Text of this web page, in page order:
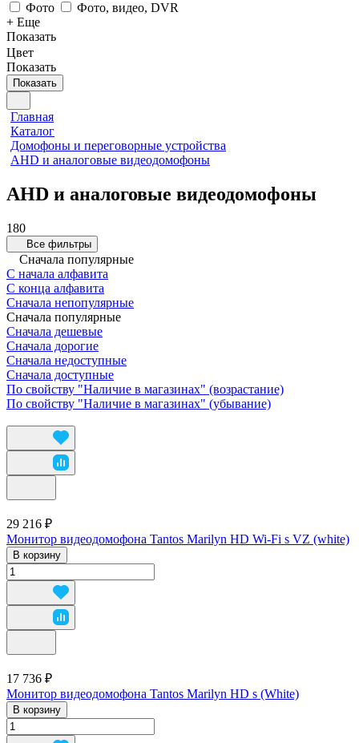
Фото
Фото, видео, DVR
+ Еще
Показать
Цвет
Показать
Показать
Главная
Каталог
Домофоны и переговорные устройства
AHD и аналоговые видеодомофоны
AHD и аналоговые видеодомофоны
180
Все фильтры
Сначала популярные
С начала алфавита
С конца алфавита
Сначала непопулярные
Сначала популярные
Сначала дешевые
Сначала дорогие
Сначала недоступные
Сначала доступные
По свойству "Наличие в магазинах" (возрастание)
По свойству "Наличие в магазинах" (убывание)
29 216 ₽
Монитор видеодомофона Tantos Marilyn HD Wi-Fi s VZ (white)
В корзину
17 736 ₽
Монитор видеодомофона Tantos Marilyn HD s (White)
В корзину